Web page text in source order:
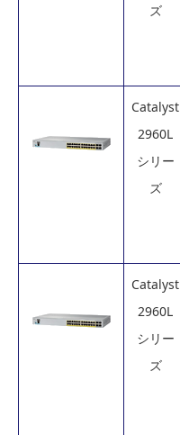
ズ
Catalyst
2960L
シリー
ズ
Catalyst
2960L
シリー
ズ